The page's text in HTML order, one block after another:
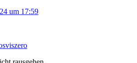
um 17:59